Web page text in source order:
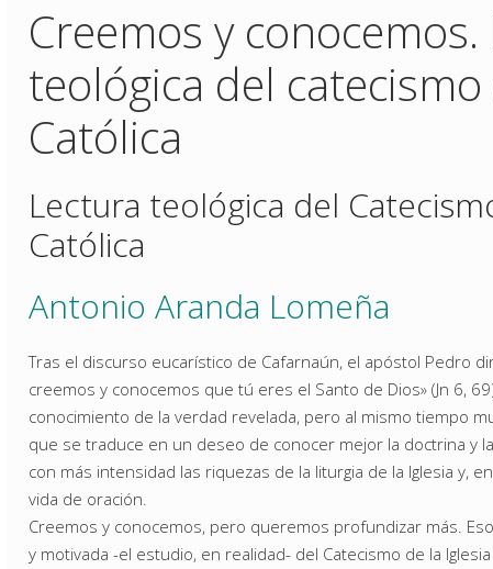
Creemos y
teológica del catecismo
Católica
Lectura teológica del
Católica
Antonio Aranda Lomeña
Tras el discurso eucarístico de Cafarnaún, el apóstol Pedro
creemos y conocemos que tú eres el Santo de Dios» (Jn 6,
conocimiento de la verdad revelada, pero al mismo tiempo
que se traduce en un deseo de conocer mejor la doctrina y
con más intensidad las riquezas de la liturgia de la Iglesia y,
vida de oración.
Creemos y conocemos, pero queremos profundizar más.
y motivada -el estudio, en realidad- del Catecismo de la